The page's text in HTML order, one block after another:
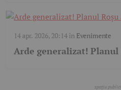
14 apr. 2026, 20:14în Evenimente
Arde generalizat! Planul